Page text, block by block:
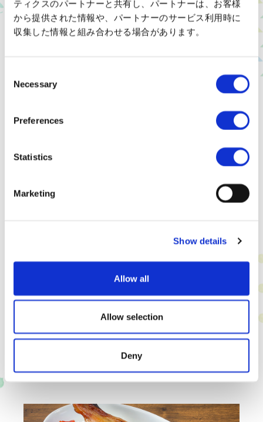
ティクスのパートナーと共有し、パートナーは、お客様
から提供された情報や、パートナーのサービス利用時に
収集した情報と組み合わせる場合があります。
Selection
Necessary
Preferences
Statistics
Marketing
Show details
Allow all
Allow selection
Deny
清涼黏滑蘿蔔泥蕎麥麵與酥軟炸蔬菜天婦羅套餐
酥脆的炸蔬菜天婦羅襯托出鮮嫩蕎麥麵的美味
‘RINDO’午餐拼盤